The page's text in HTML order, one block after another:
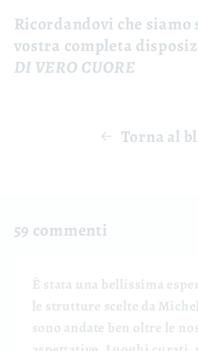
Ricordandovi che siamo
vostra completa
DI VERO CUORE
Torna al
59 commenti
È stata una bellissima
le strutture scelte da
sono andate ben oltre le